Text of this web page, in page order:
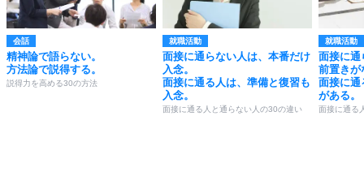
会話
精神論で語らない。
方法論で説得する。
説得力を高める30の方法
就職活動
面接に通らない人は、本番だけ
入念。
面接に通る人は、準備と復習も
入念。
面接に通る人と通らない人の30の違い
就職活動
面接に通
前置きが
面接に通
がある。
面接に通る